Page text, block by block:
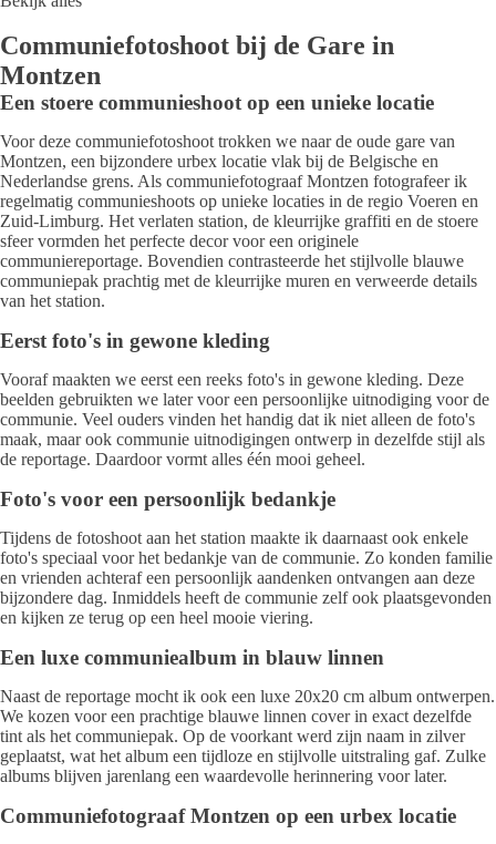
Communiefotoshoot bij de Gare in
Montzen
Een stoere communieshoot op een unieke locatie
Voor deze communiefotoshoot trokken we naar de oude gare van
Montzen, een bijzondere urbex locatie vlak bij de Belgische en
Nederlandse grens. Als communiefotograaf Montzen fotografeer ik
regelmatig communieshoots op unieke locaties in de regio Voeren en
Zuid-Limburg. Het verlaten station, de kleurrijke graffiti en de stoere
sfeer vormden het perfecte decor voor een originele
communiereportage. Bovendien contrasteerde het stijlvolle blauwe
communiepak prachtig met de kleurrijke muren en verweerde details
van het station.
Eerst foto's in gewone kleding
Vooraf maakten we eerst een reeks foto's in gewone kleding. Deze
beelden gebruikten we later voor een persoonlijke uitnodiging voor de
communie. Veel ouders vinden het handig dat ik niet alleen de foto's
maak, maar ook communie uitnodigingen ontwerp in dezelfde stijl als
de reportage. Daardoor vormt alles één mooi geheel.
Foto's voor een persoonlijk bedankje
Tijdens de fotoshoot aan het station maakte ik daarnaast ook enkele
foto's speciaal voor het bedankje van de communie. Zo konden familie
en vrienden achteraf een persoonlijk aandenken ontvangen aan deze
bijzondere dag. Inmiddels heeft de communie zelf ook plaatsgevonden
en kijken ze terug op een heel mooie viering.
Een luxe communiealbum in blauw linnen
Naast de reportage mocht ik ook een luxe 20x20 cm album ontwerpen.
We kozen voor een prachtige blauwe linnen cover in exact dezelfde
tint als het communiepak. Op de voorkant werd zijn naam in zilver
geplaatst, wat het album een tijdloze en stijlvolle uitstraling gaf. Zulke
albums blijven jarenlang een waardevolle herinnering voor later.
Communiefotograaf Montzen op een urbex locatie